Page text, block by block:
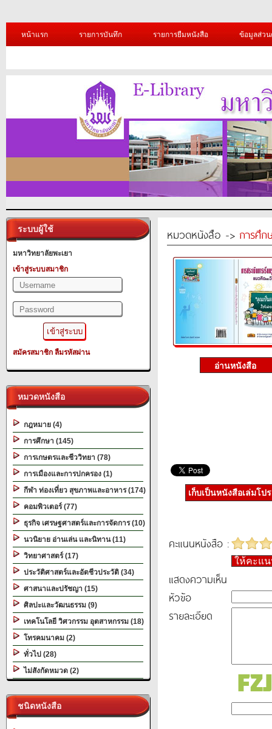
หน้าแรก รายการบันทึก รายการยืมหนังสือ ข้อมูลส่ว
ระบบผู้ใช้
มหาวิทยาลัยพะเยา
เข้าสู่ระบบสมาชิก
สมัครสมาชิก ลืมรหัสผ่าน
หมวดหนังสือ
กฎหมาย (4)
การศึกษา (145)
การเกษตรและชีววิทยา (78)
การเมืองและการปกครอง (1)
กีฬา ท่องเที่ยว สุขภาพและอาหาร (174)
คอมพิวเตอร์ (77)
ธุรกิจ เศรษฐศาสตร์และการจัดการ (10)
นวนิยาย อ่านเล่น และนิทาน (11)
วิทยาศาสตร์ (17)
ประวัติศาสตร์และอัตชีวประวัติ (34)
ศาสนาและปรัชญา (15)
ศิลปะและวัฒนธรรม (9)
เทคโนโลยี วิศวกรรม อุตสาหกรรม (18)
โทรคมนาคม (2)
ทั่วไป (28)
ไม่สังกัดหมวด (2)
ชนิดหนังสือ
หมวดหนังสือ -> การศึก
เก็บเป็นหนังสือเล่มโป
คะแนนหนังสือ :
ให้คะแ
แสดงความเห็น
หัวข้อ
รายละเอียด